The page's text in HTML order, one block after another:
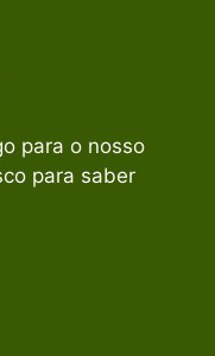
para o nosso
para saber